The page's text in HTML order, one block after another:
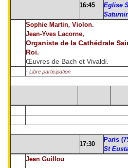
16:45
Eglise
Sophie Martin, Violon.
Jean-Yves Lacorne,
Organiste de la Cathédrale
Roi.
Œuvres de Bach et Vivaldi.
- Libre participation
17:30
Paris
St
Jean Guillou